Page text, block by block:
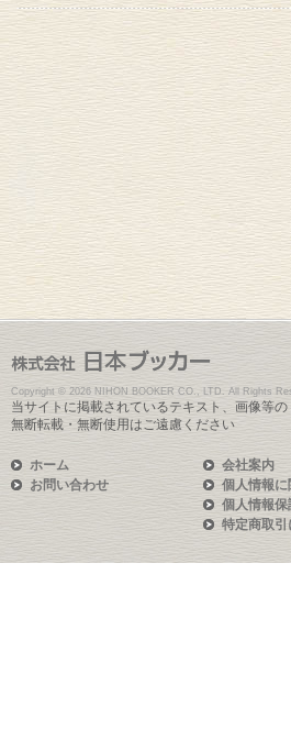
Copyright © 2026 NIHON BOOKER CO., LTD. All Rights
当サイトに掲載されているテキスト、画像等の
無断転載・無断使用はご遠慮ください
ホーム
お問い合わせ
会社案内
個人情報
個人情報保
特定商取